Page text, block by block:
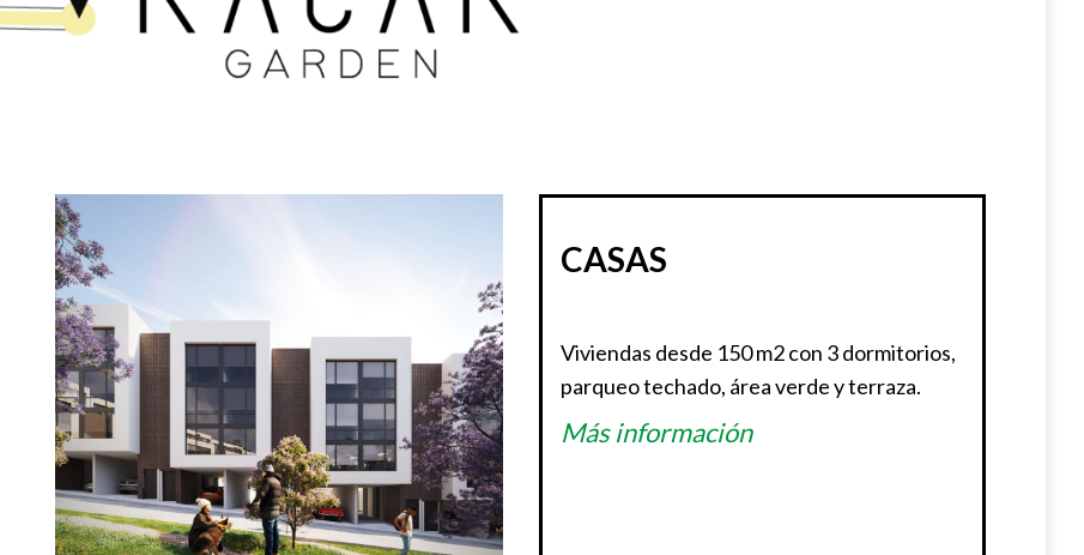
CASAS
Viviendas desde 150 m2 con 3 dormitorios,
parqueo techado, área verde y terraza.
Más información